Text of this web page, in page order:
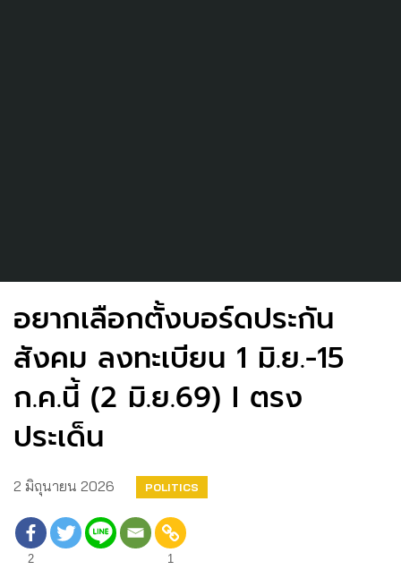
อยากเลือกตั้งบอร์ดประกัน
สังคม ลงทะเบียน 1 มิ.ย.-15
ก.ค.นี้ (2 มิ.ย.69) I ตรง
ประเด็น
2 มิถุนายน 2026 POLITICS
2 1